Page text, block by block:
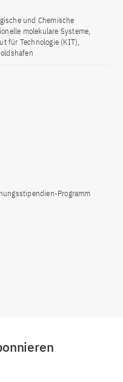
und Chemische
molekulare Systeme,
für Technologie (KIT),
Programm